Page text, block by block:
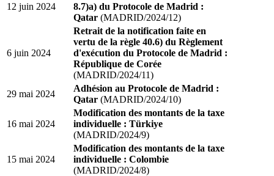
12 juin 2024
8.7)a) du Protocole de Madrid :
Qatar (MADRID/2024/12)
6 juin 2024
Retrait de la notification faite en
vertu de la règle 40.6) du Règlement
d'exécution du Protocole de Madrid :
République de Corée
(MADRID/2024/11)
29 mai 2024
Adhésion au Protocole de Madrid :
Qatar (MADRID/2024/10)
16 mai 2024
Modification des montants de la taxe
individuelle : Türkiye
(MADRID/2024/9)
15 mai 2024
Modification des montants de la taxe
individuelle : Colombie
(MADRID/2024/8)